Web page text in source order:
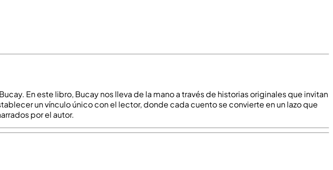
En este libro, Bucay nos lleva de la mano a través de historias originales que invitan
un vínculo único con el lector, donde cada cuento se convierte en un lazo que
por el autor.